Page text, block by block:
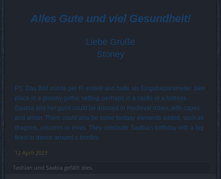
Alles Gute und viel Gesundheit!
Liebe Grüße
Stoney
PS: Das Bild wurde per KI erstellt und hatte als Eingabeparameter: take
place in a gloomy gothic setting, perhaps in a castle or a fortress.
Saabia and her guild could be dressed in medieval robes, with capes
and armor. There could also be some fantasy elements added, such as
dragons, unicorns or elves. They celebrate Saabia's birthday with a big
feast or dance around a bonfire.
12 April 2023
Tashian und Saabia gefällt dies.